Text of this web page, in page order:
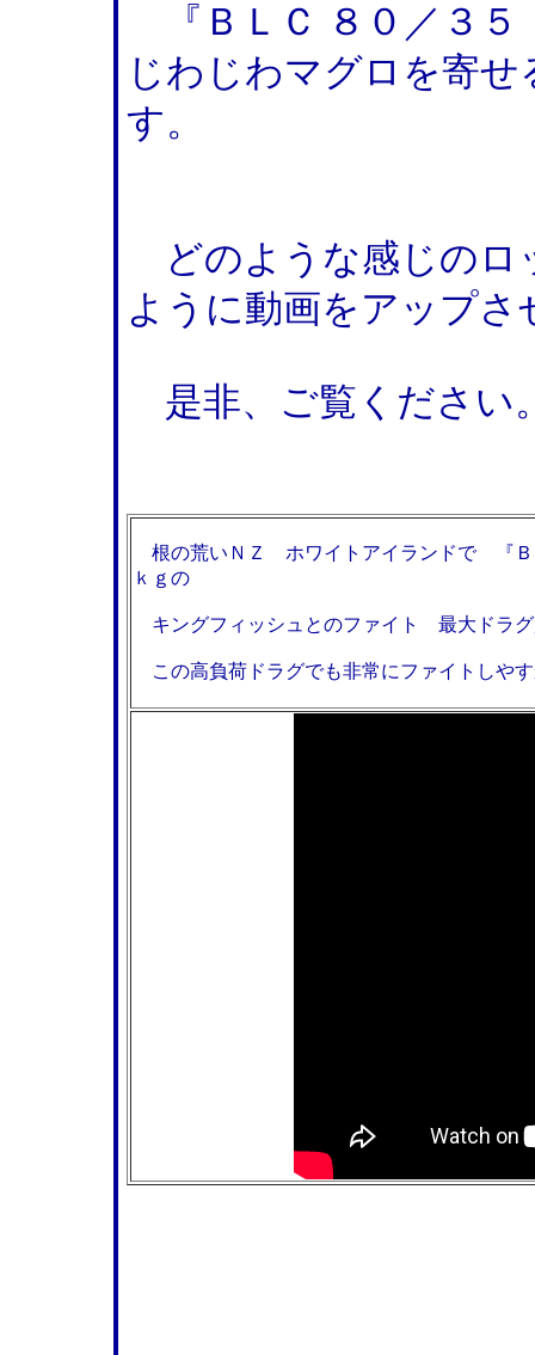
『ＢＬＣ ８０／３
じわじわマグロを寄
す。
どのような感じのロ
ように動画をアップ
是非、ご覧ください
根の荒いＮＺ ホワイトアイランドで 『Ｂ
ｋｇの
キングフィッシュとのファイト 最大ドラグ
この高負荷ドラグでも非常にファイトしや